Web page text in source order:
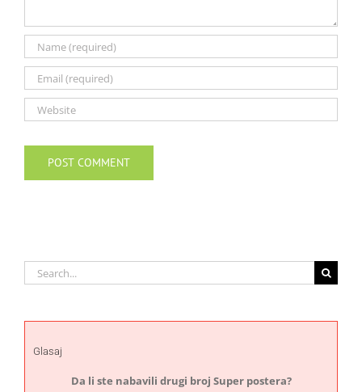
Search
for:
Glasaj
Da li ste nabavili drugi broj Super postera?